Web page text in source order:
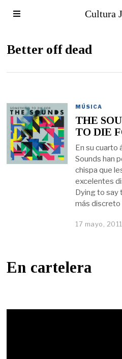
Cultura
Better off dead
MÚSICA
THE
TO DIE
En su cuarto
Sounds han
chispa que
excelentes
Dying to say
más discreto
17 mayo, 2011
En cartelera